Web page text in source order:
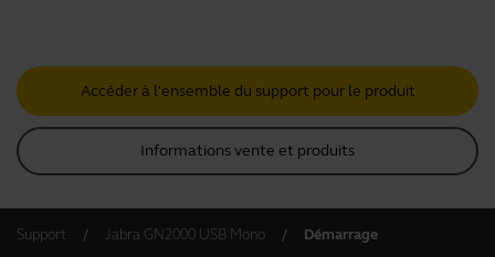
Accéder à l'ensemble du support pour le produit
Informations vente et produits
Support Jabra GN2000 USB Mono Démarrage